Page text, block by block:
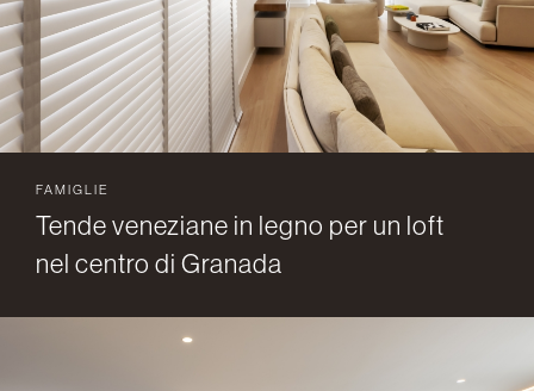
FAMIGLIE
Tende veneziane in legno per un loft
nel centro di Granada